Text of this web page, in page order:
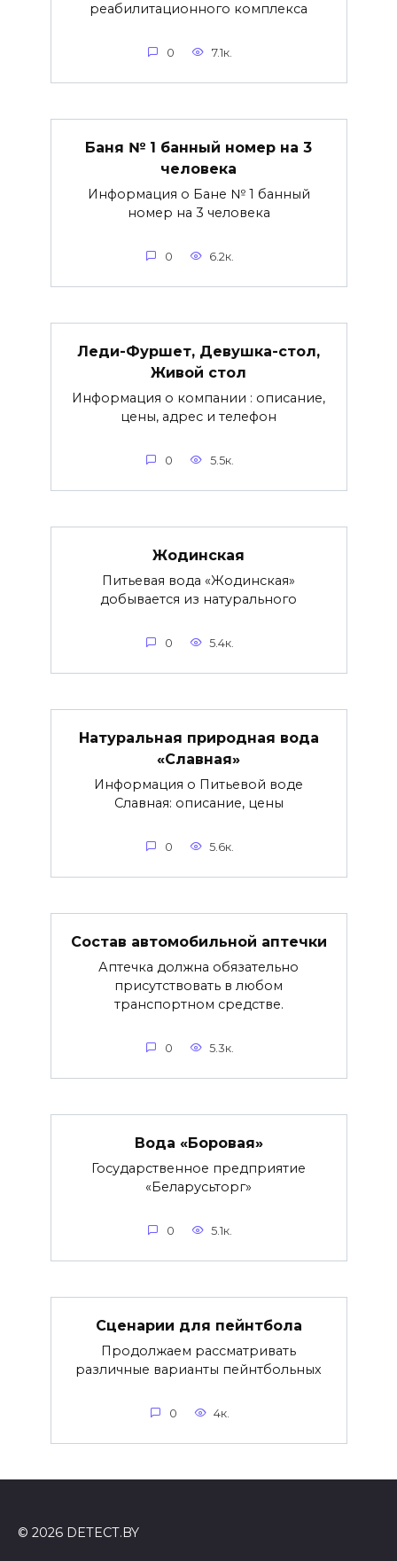
реабилитационного комплекса
0 7.1к.
Баня № 1 банный номер на 3
человека
Информация о Бане № 1 банный
номер на 3 человека
0 6.2к.
Леди-Фуршет, Девушка-стол,
Живой стол
Информация о компании : описание,
цены, адрес и телефон
0 5.5к.
Жодинская
Питьевая вода «Жодинская»
добывается из натурального
0 5.4к.
Натуральная природная вода
«Славная»
Информация о Питьевой воде
Славная: описание, цены
0 5.6к.
Состав автомобильной аптечки
Аптечка должна обязательно
присутствовать в любом
транспортном средстве.
0 5.3к.
Вода «Боровая»
Государственное предприятие
«Беларусьторг»
0 5.1к.
Сценарии для пейнтбола
Продолжаем рассматривать
различные варианты пейнтбольных
0 4к.
© 2026 DETECT.BY